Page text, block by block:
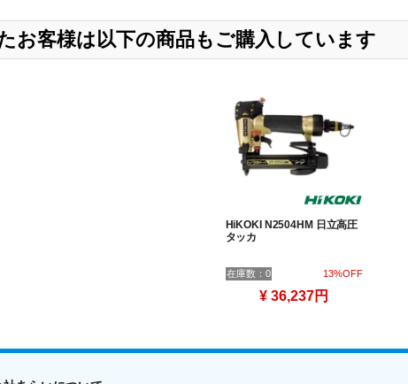
お客様は以下の商品もご購入しています
HiKOKI N2504HM 日立高圧
タッカ
在庫数：0 13%OFF
¥ 36,237円